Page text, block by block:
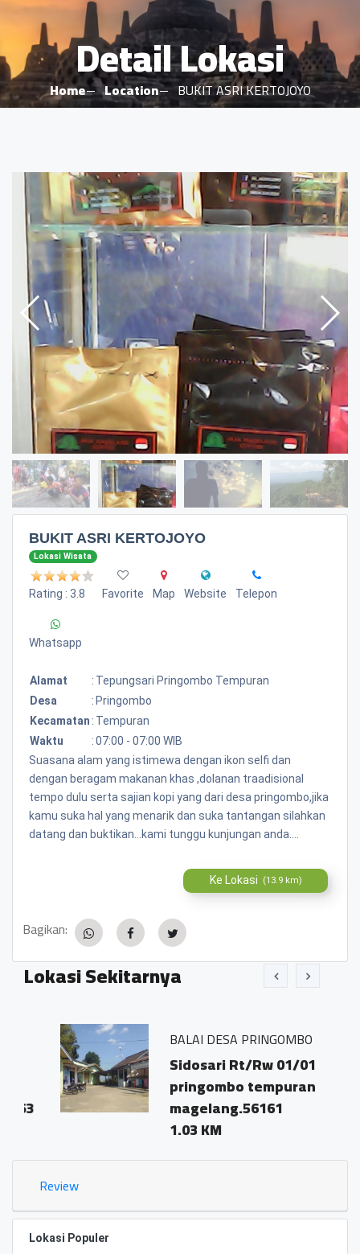
Detail Lokasi
Home Location BUKIT ASRI KERTOJOYO
BUKIT ASRI KERTOJOYO
Lokasi Wisata
Rating : 3.8 Favorite Map Website Telepon
Whatsapp
Alamat : Tepungsari Pringombo Tempuran
Desa
: Pringombo
Kecamatan : Tempuran
Waktu
:07:00 - 07:00 WIB
Suasana alam yang istimewa dengan ikon selfi dan
dengan beragam makanan khas ,dolanan traadisional
tempo dulu serta sajian kopi yang dari desa pringombo,jika
kamu suka hal yang menarik dan suka tantangan silahkan
datang dan buktikan...kami tunggu kunjungan anda....
Ke Lokasi (13.9 km)
Bagikan:
Lokasi Sekitarnya
BALAI DESA PRINGOMBO
Sidosari Rt/Rw 01/01
pringombo tempuran
magelang.56161
1.03 KM
Review
Lokasi Populer